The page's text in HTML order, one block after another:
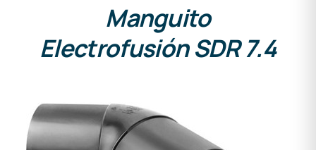
Manguito
Electrofusión SDR 7.4